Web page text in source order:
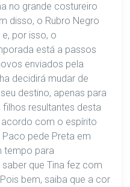
no grande costureiro
disso, o Rubro Negro
por isso, o
está a passos
enviados pela
decidirá mudar de
destino, apenas para
resultantes desta
com o espírito
pede Preta em
tempo para
que Tina fez com
bem, saiba que a cor